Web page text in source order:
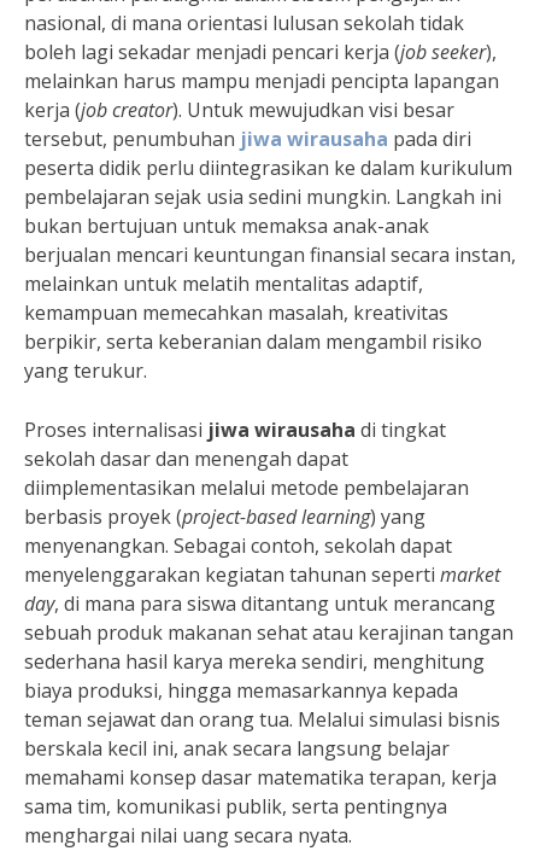
nasional, di mana orientasi lulusan sekolah tidak
boleh lagi sekadar menjadi pencari kerja (job seeker),
melainkan harus mampu menjadi pencipta lapangan
kerja (job creator). Untuk mewujudkan visi besar
tersebut, penumbuhan jiwa wirausaha pada diri
peserta didik perlu diintegrasikan ke dalam kurikulum
pembelajaran sejak usia sedini mungkin. Langkah ini
bukan bertujuan untuk memaksa anak-anak
berjualan mencari keuntungan finansial secara instan,
melainkan untuk melatih mentalitas adaptif,
kemampuan memecahkan masalah, kreativitas
berpikir, serta keberanian dalam mengambil risiko
yang terukur.
Proses internalisasi jiwa wirausaha di tingkat
sekolah dasar dan menengah dapat
diimplementasikan melalui metode pembelajaran
berbasis proyek (project-based learning) yang
menyenangkan. Sebagai contoh, sekolah dapat
menyelenggarakan kegiatan tahunan seperti market
day, di mana para siswa ditantang untuk merancang
sebuah produk makanan sehat atau kerajinan tangan
sederhana hasil karya mereka sendiri, menghitung
biaya produksi, hingga memasarkannya kepada
teman sejawat dan orang tua. Melalui simulasi bisnis
berskala kecil ini, anak secara langsung belajar
memahami konsep dasar matematika terapan, kerja
sama tim, komunikasi publik, serta pentingnya
menghargai nilai uang secara nyata.